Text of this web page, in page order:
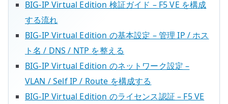
BIG-IP Virtual Edition 検証ガイド – F5 VE を構成
する流れ
BIG-IP Virtual Edition の基本設定 – 管理 IP / ホス
ト名 / DNS / NTP を整える
BIG-IP Virtual Edition のネットワーク設定 –
VLAN / Self IP / Route を構成する
BIG-IP Virtual Edition のライセンス認証 – F5 VE